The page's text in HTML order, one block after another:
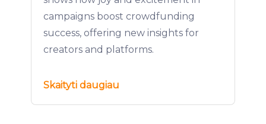
campaigns boost crowdfunding
success, offering new insights for
creators and platforms.
Skaityti daugiau